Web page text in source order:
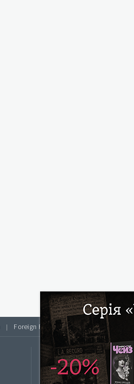
| Foreign Rights |
Інтернет-магазин
46018, м. Тернопіль, А/С 529